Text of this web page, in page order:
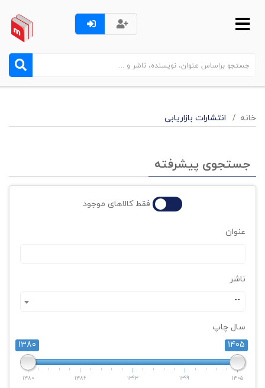
خانه انتشارات بازاریابی
جستجوی پیشرفته
فقط کالاهای موجود
عنوان
ناشر
--
سال چاپ
1380
1405
1380 1386 1393 1399 1405